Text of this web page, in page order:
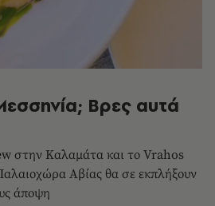
Βρες αυτά
στην Καλαμάτα και το Vrahos
Αβίας θα σε εκπλήξουν
άποψη